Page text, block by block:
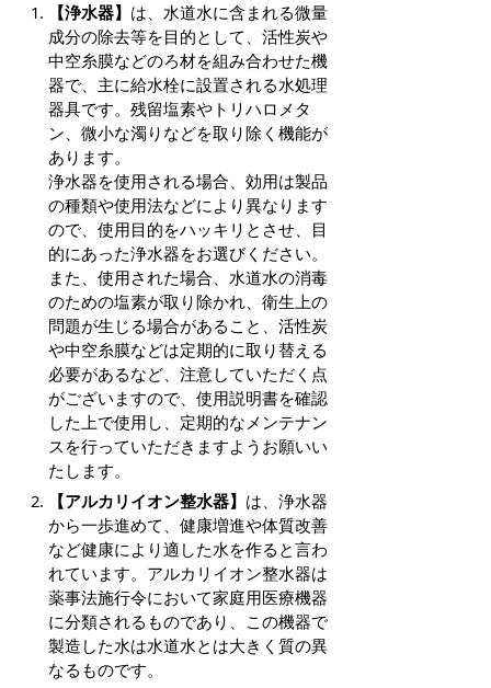
【浄水器】 は、水道水に含まれる微量
成分の除去等を目的として、活性炭や
中空糸膜などのろ材を組み合わせた機
器で、主に給水栓に設置される水処理
器具です。残留塩素やトリハロメタ
ン、微小な濁りなどを取り除く機能が
あります。
浄水器を使用される場合、効用は製品
の種類や使用法などにより異なります
ので、使用目的をハッキリとさせ、目
的にあった浄水器をお選びください。
また、使用された場合、水道水の消毒
のための塩素が取り除かれ、衛生上の
問題が生じる場合があること、活性炭
や中空糸膜などは定期的に取り替える
必要があるなど、注意していただく点
がございますので、使用説明書を確認
した上で使用し、定期的なメンテナン
スを行っていただきますようお願いい
たします。
【アルカリイオン整水器】 は、浄水器
から一歩進めて、健康増進や体質改善
など健康により適した水を作ると言わ
れています。アルカリイオン整水器は
薬事法施行令において家庭用医療機器
に分類されるものであり、この機器で
製造した水は水道水とは大きく質の異
なるものです。